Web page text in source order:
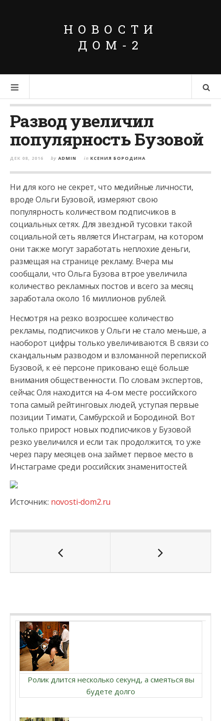
НОВОСТИ
ДОМ-2
Развод увеличил
популярность Бузовой
ДЕК 08, 2016 by ADMIN in КСЕНИЯ БОРОДИНА
Ни для кого не секрет, что медийные личности,
вроде Ольги Бузовой, измеряют свою
популярность количеством подписчиков в
социальных сетях. Для звездной тусовки такой
социальной сеть является Инстаграм, на котором
они также могут заработать неплохие деньги,
размещая на странице рекламу. Вчера мы
сообщали, что Ольга Бузова втрое увеличила
количество рекламных постов и всего за месяц
заработала около 16 миллионов рублей.
Несмотря на резко возросшее количество
рекламы, подписчиков у Ольги не стало меньше, а
наоборот цифры только увеличиваются. В связи со
скандальным разводом и взломанной перепиской
Бузовой, к её персоне приковано ещё больше
внимания общественности. По словам экспертов,
сейчас Оля находится на 4-ом месте российского
топа самый рейтинговых людей, уступая первые
позиции Тимати, Самбурской и Бородиной. Вот
только прирост новых подписчиков у Бузовой
резко увеличился и если так продолжится, то уже
через пару месяцев она займет первое место в
Инстаграме среди российских знаменитостей.
Источник: novosti-dom2.ru
Ролик длится несколько секунд, а смеяться вы
будете долго